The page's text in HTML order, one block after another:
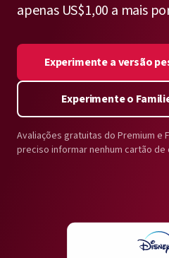
apenas US$1,00 a mais
Experimente a versão
Experimente o
Avaliações gratuitas do Premium e
preciso informar nenhum cartão de